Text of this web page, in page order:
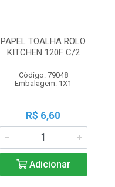
PAPEL TOALHA ROLO
KITCHEN 120F C/2
Código: 79048
Embalagem: 1X1
R$ 6,60
Adicionar